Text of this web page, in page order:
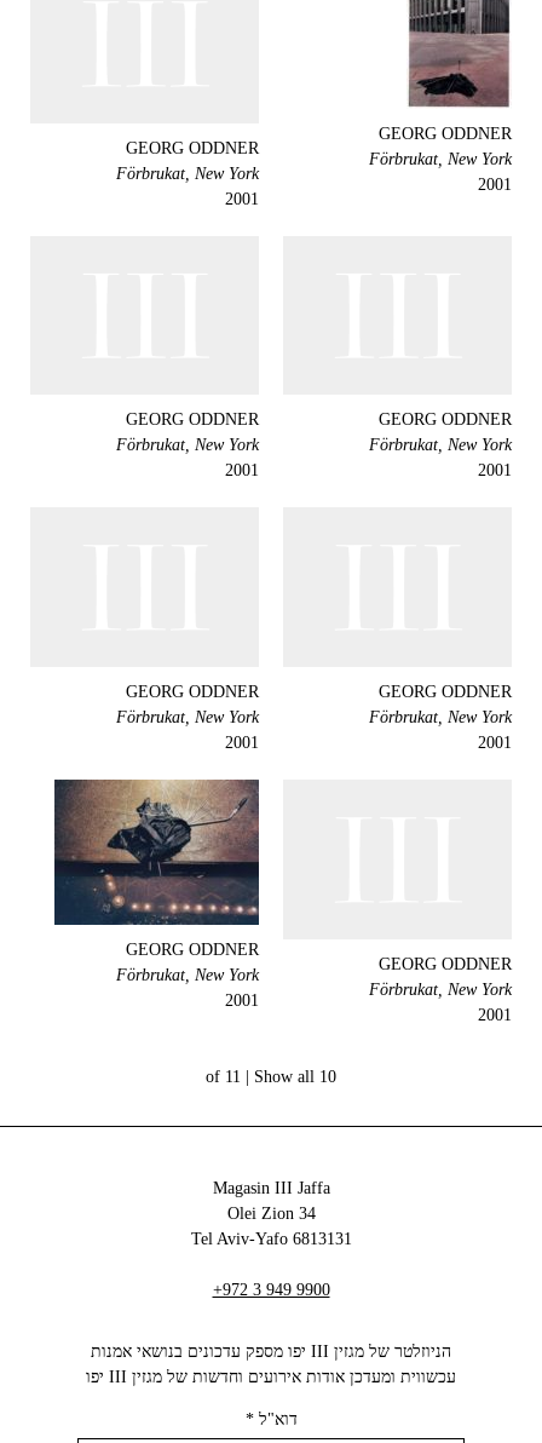
GEORG ODDNER
Förbrukat, New York
2001
GEORG ODDNER
Förbrukat, New York
2001
GEORG ODDNER
Förbrukat, New York
2001
GEORG ODDNER
Förbrukat, New York
2001
GEORG ODDNER
Förbrukat, New York
2001
GEORG ODDNER
Förbrukat, New York
2001
GEORG ODDNER
Förbrukat, New York
2001
GEORG ODDNER
Förbrukat, New York
2001
10 of 11 |
Show all
Magasin III Jaffa
34 Olei Zion
6813131 Tel Aviv-Yafo
+972 3 949 9900
הניוזלטר של מגזין III יפו מספק עדכונים בנושאי אמנות
עכשווית ומעדכן אודות אירועים וחדשות של מגזין III יפו‬
דוא"ל*